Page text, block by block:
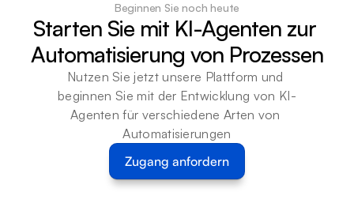
Beginnen Sie noch heute
Starten Sie mit KI-Agenten zur
Automatisierung von Prozessen
Nutzen Sie jetzt unsere Plattform und
beginnen Sie mit der Entwicklung von KI-
Agenten für verschiedene Arten von
Automatisierungen
Zugang anfordern